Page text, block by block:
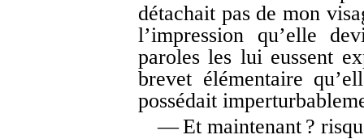
détachait pas de mon
l’impression qu’elle
paroles les lui eussent
brevet élémentaire
possédait
— Et maintenant ?